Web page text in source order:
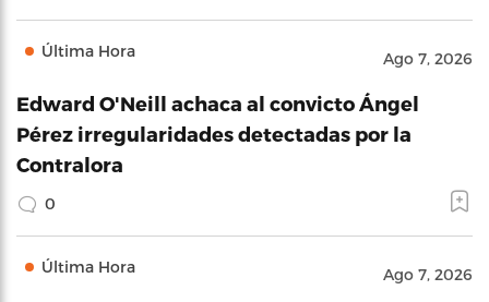
Última Hora Ago 7, 2026
Edward O'Neill achaca al convicto Ángel
Pérez irregularidades detectadas por la
Contralora
0
Última Hora Ago 7, 2026